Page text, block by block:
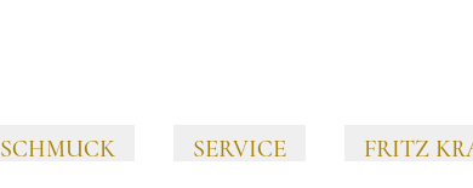
SCHMUCK SERVICE FRITZ